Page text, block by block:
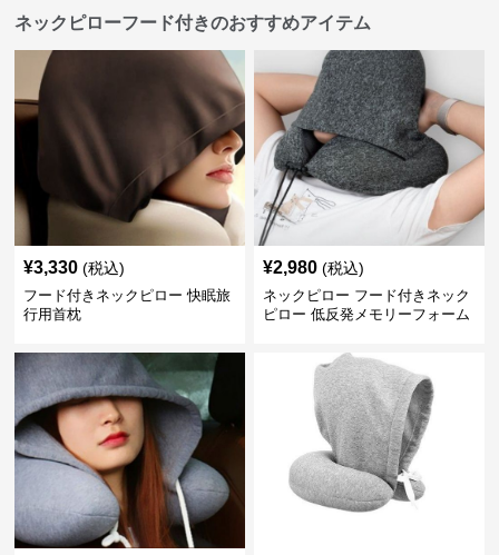
ネックピローフード付きのおすすめアイテム
¥3,330 (税込)
フード付きネックピロー 快眠旅
行用首枕
¥2,980 (税込)
ネックピロー フード付きネック
ピロー 低反発メモリーフォーム